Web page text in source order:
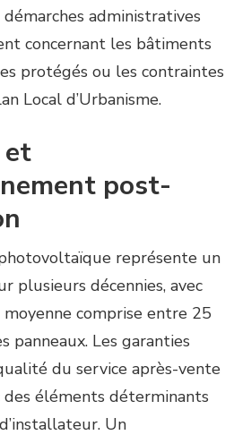
administratives
concernant les bâtiments
protégés ou les contraintes
Local d’Urbanisme.
et
post-
représente un
plusieurs décennies, avec
comprise entre 25
panneaux. Les garanties
du service après-vente
éléments déterminants
Un